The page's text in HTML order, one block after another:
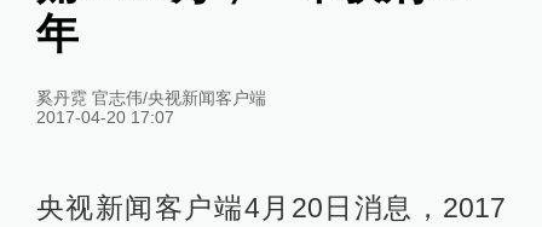
年
奚丹霓 官志伟/央视新闻客户端
2017-04-20 17:07
央视新闻客户端4月20日消息，2017